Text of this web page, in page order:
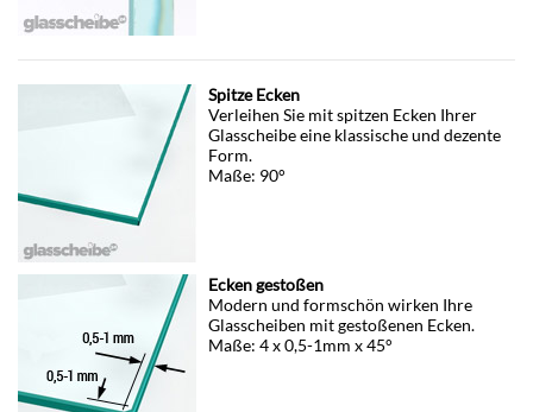
Spitze Ecken
Verleihen Sie mit spitzen Ecken Ihrer
Glasscheibe eine klassische und dezente
Form.
Maße: 90°
Ecken gestoßen
Modern und formschön wirken Ihre
Glasscheiben mit gestoßenen Ecken.
Maße: 4 x 0,5-1mm x 45°